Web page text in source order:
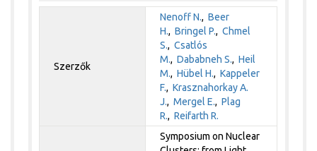
Szerzők
Nenoff N.,Beer
H.,Bringel P.,Chmel
S.,Csatlós
M.,Dababneh S.,Heil
M.,Hübel H.,Kappeler
F.,Krasznahorkay A.
J.,Mergel E.,Plag
R.,Reifarth R.
Symposium on Nuclear